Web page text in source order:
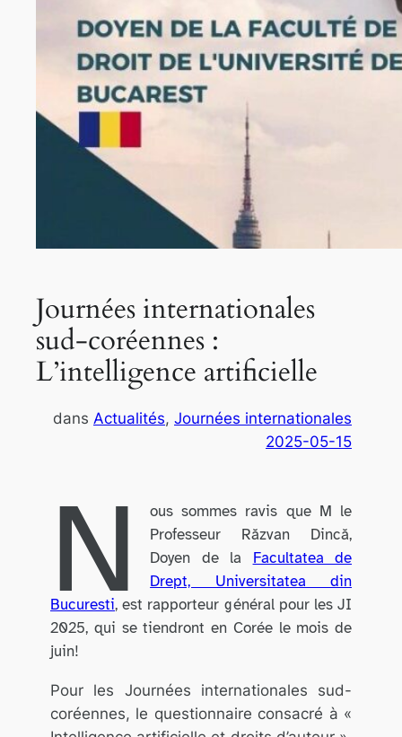
Journées internationales
sud‑coréennes :
L’intelligence artificielle
dans Actualités, Journées internationales
2025-05-15
N
ous sommes ravis que M le
Professeur Răzvan Dincă,
Doyen de la Facultatea de
Drept, Universitatea din
Bucuresti, est rapporteur général pour les JI
2025, qui se tiendront en Corée le mois de
juin!
Pour les Journées internationales sud-
coréennes, le questionnaire consacré à «